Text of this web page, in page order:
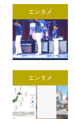
エンタメ
エンタメ